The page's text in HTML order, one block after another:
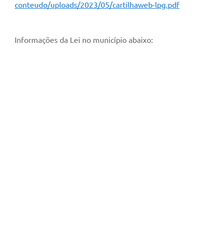
Junta de Serviço Militar
conteudo/uploads/2023/05/cartilhaweb-lpg.pdf
Informações da Lei no município abaixo: